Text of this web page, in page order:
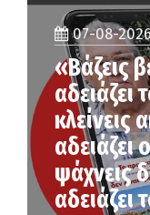
07-08-
«Βάζεις
αδειάζει
κλείνεις
αδειάζει
ψάχνεις
αδειάζει